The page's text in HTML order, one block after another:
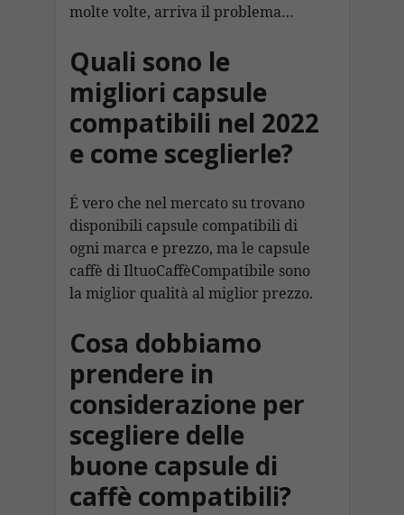
molte volte, arriva il problema…
Quali sono le
migliori capsule
compatibili nel 2022
e come sceglierle?
É vero che nel mercato su trovano
disponibili capsule compatibili di
ogni marca e prezzo, ma le capsule
caffè di IltuoCaffèCompatibile sono
la miglior qualità al miglior prezzo.
Cosa dobbiamo
prendere in
considerazione per
scegliere delle
buone capsule di
caffè compatibili?